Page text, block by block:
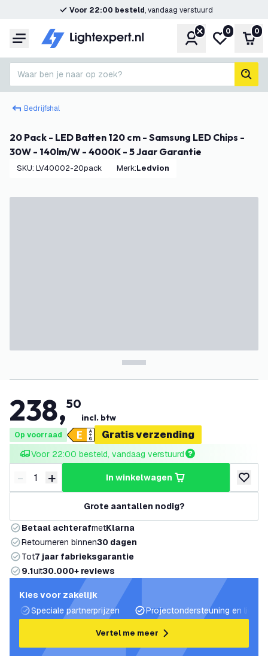
Voor 22:00 besteld, vandaag verstuurd
Menu Account
Mijn
0 0
Waar ben je naar op zoek?
Bedrijfshal
20 Pack - LED Batten 120 cm - Samsung LED Chips -
30W - 140lm/W - 4000K - 5 Jaar Garantie
SKU: LV40002-20pack Merk: Ledvion
238,50
incl. btw
Op voorraad Gratis verzending
Voor 22:00 besteld, vandaag verstuurd
Verminder hoeveelheid
- Verhoog hoeveelheid
+ in winkelwagen
Grote aantallen nodig?
Betaal achterafmetKlarna
Retourneren binnen30 dagen
Tot7 jaar fabrieksgarantie
9.1uit30.000+ reviews
Kies voor zakelijk
Speciale partnerprijzen
Projectondersteuning en
Vertel me meer